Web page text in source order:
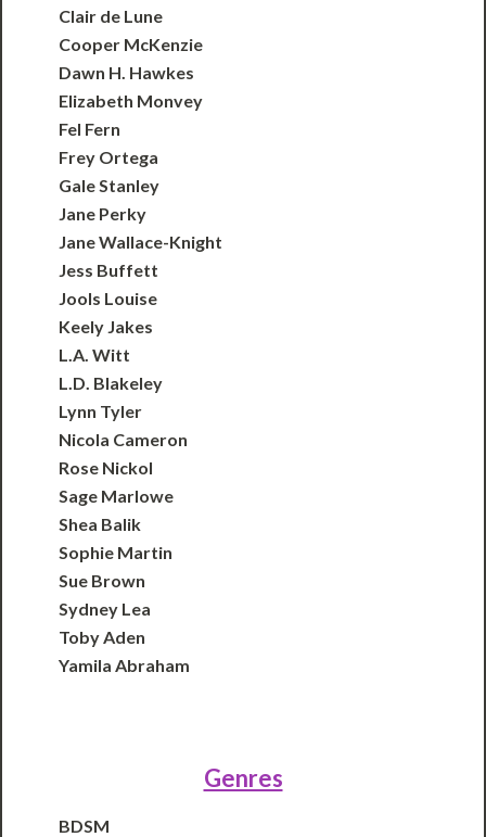
Clair de Lune
Cooper McKenzie
Dawn H. Hawkes
Elizabeth Monvey
Fel Fern
Frey Ortega
Gale Stanley
Jane Perky
Jane Wallace-Knight
Jess Buffett
Jools Louise
Keely Jakes
L.A. Witt
L.D. Blakeley
Lynn Tyler
Nicola Cameron
Rose Nickol
Sage Marlowe
Shea Balik
Sophie Martin
Sue Brown
Sydney Lea
Toby Aden
Yamila Abraham
Genres
BDSM